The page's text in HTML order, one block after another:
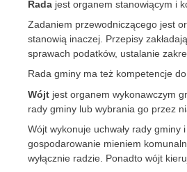
Radajest organem stanowiącym i
Zadaniem przewodniczącego jest
stanowią inaczej. Przepisy
sprawach podatków, ustalanie
Rada gminy ma też kompetencje
Wójtjest organem wykonawczym
rady gminy lub wybrania go przez
Wójt wykonuje uchwały rady
gospodarowanie mieniem
wyłącznie radzie. Ponadto wójt